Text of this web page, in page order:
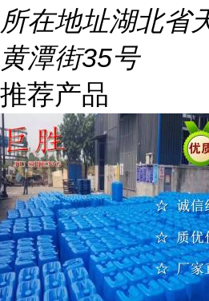
所在地址湖北省
黄潭街35号
推荐产品